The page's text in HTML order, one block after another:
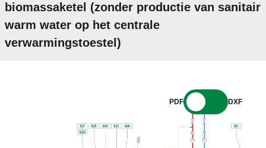
biomassaketel (zonder productie van sanitair
warm water op het centrale
verwarmingstoestel)
PDF DXF